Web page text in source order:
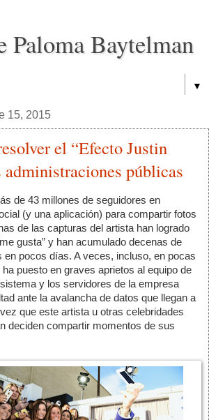
Paloma Baytelman
▼
15, 2015
el “Efecto Justin
administraciones públicas
de 43 millones de seguidores en
(y una aplicación) para compartir fotos
de las capturas del artista han logrado
gusta” y han acumulado decenas de
en pocos días. A veces, incluso, en pocas
puesto en graves aprietos al equipo de
y los servidores de la empresa
ante la avalancha de datos que llegan a
que este artista u otras celebridades
deciden compartir momentos de sus